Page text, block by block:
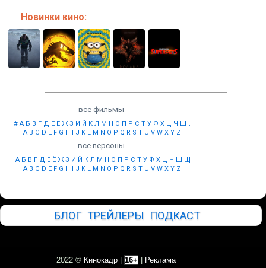
Новинки кино:
все фильмы
# А Б В Г Д Е Ё Ж З И Й К Л М Н О П Р С Т У Ф Х Ц Ч Ш Щ
A B C D E F G H J K L M N O P Q R S T U V W X Y Z
все персоны
А Б В Г Д Е Ё Ж З И Й К Л М Н О П Р С Т У Ф Х Ц Ч Ш Щ
A B C D E F G H J K L M N O P Q R S T U V W X Y Z
БЛОГ ТРЕЙЛЕРЫ ПОДКАСТ
2022 © Кинокадр 16+ Реклама